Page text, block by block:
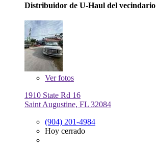
Distribuidor de U-Haul del vecindario
Verfotos
1910 State Rd 16
Saint Augustine, FL 32084
(904) 201-4984
Hoy cerrado